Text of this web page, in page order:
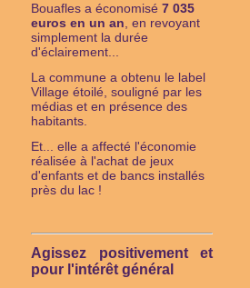
Bouafles a économisé 7 035
euros en un an, en revoyant
simplement la durée
d'éclairement...
La commune a obtenu le label
Village étoilé, souligné par les
médias et en présence des
habitants.
Et... elle a affecté l'économie
réalisée à l'achat de jeux
d'enfants et de bancs installés
près du lac !
Agissez positivement et
pour l'intérêt général